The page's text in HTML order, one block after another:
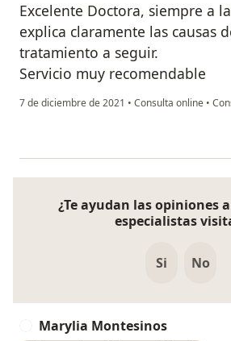
Excelente Doctora, siempre a
explica claramente las causas
tratamiento a seguir.
Servicio muy recomendable
7 de diciembre de 2021 • Consulta online •
¿Te ayudan las opiniones
especialistas
Si No
Marylia Montesinos